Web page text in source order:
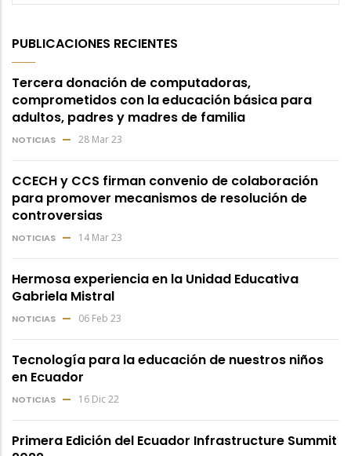
PUBLICACIONES RECIENTES
Tercera donación de computadoras,
comprometidos con la educación básica para
adultos, padres y madres de familia
NOTICIAS 28 Mar 23
CCECH y CCS firman convenio de colaboración
para promover mecanismos de resolución de
controversias
NOTICIAS 14 Mar 23
Hermosa experiencia en la Unidad Educativa
Gabriela Mistral
NOTICIAS 06 Feb 23
Tecnología para la educación de nuestros niños
en Ecuador
NOTICIAS 16 Dic 22
Primera Edición del Ecuador Infrastructure Summit